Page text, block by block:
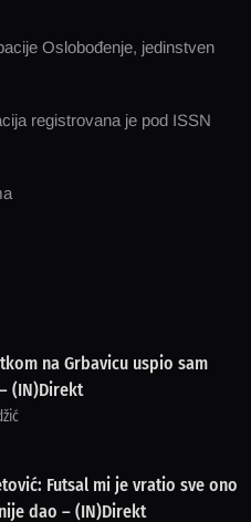
Oslobođenje, jedinstven
registrovana je pod ISSN
na Grbavicu uspio sam
(IN)Direkt
Futsal mi je vratio sve ono
dao – (IN)Direkt